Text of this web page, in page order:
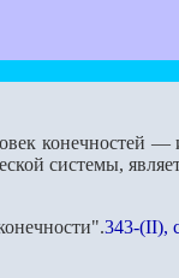
ко­нечностей
системы,
343-(II),